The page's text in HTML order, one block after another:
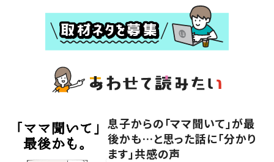
息子からの「ママ聞いて」が最
後かも…と思った話に「分かり
ます」共感の声